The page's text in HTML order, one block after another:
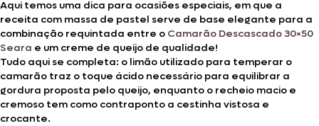
Aqui temos uma dica para ocasiões especiais, em que a
receita com massa de pastel serve de base elegante para a
combinação requintada entre o Camarão Descascado 30×50
Seara e um creme de queijo de qualidade!
Tudo aqui se completa: o limão utilizado para temperar o
camarão traz o toque ácido necessário para equilibrar a
gordura proposta pelo queijo, enquanto o recheio macio e
cremoso tem como contraponto a cestinha vistosa e
crocante.